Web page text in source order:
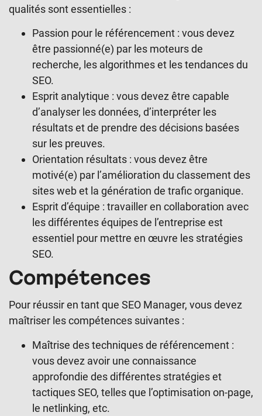
qualités sont essentielles :
Passion pour le référencement : vous devez
être passionné(e) par les moteurs de
recherche, les algorithmes et les tendances du
SEO.
Esprit analytique : vous devez être capable
d’analyser les données, d’interpréter les
résultats et de prendre des décisions basées
sur les preuves.
Orientation résultats : vous devez être
motivé(e) par l’amélioration du classement des
sites web et la génération de trafic organique.
Esprit d’équipe : travailler en collaboration avec
les différentes équipes de l’entreprise est
essentiel pour mettre en œuvre les stratégies
SEO.
Compétences
Pour réussir en tant que SEO Manager, vous devez
maîtriser les compétences suivantes :
Maîtrise des techniques de référencement :
vous devez avoir une connaissance
approfondie des différentes stratégies et
tactiques SEO, telles que l’optimisation on-page,
le netlinking, etc.